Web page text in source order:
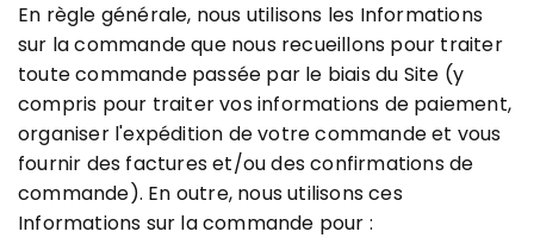
En règle générale, nous utilisons les Informations
sur la commande que nous recueillons pour traiter
toute commande passée par le biais du Site (y
compris pour traiter vos informations de paiement,
organiser l'expédition de votre commande et vous
fournir des factures et/ou des confirmations de
commande). En outre, nous utilisons ces
Informations sur la commande pour :